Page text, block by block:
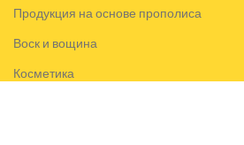
Продукция на основе прополиса
Воск и вощина
Косметика